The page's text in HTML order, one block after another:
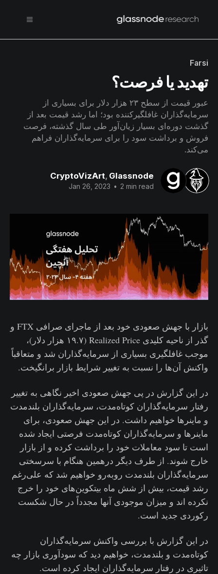
Farsi
تهدید یا فرصت؟
عبور قیمت از سطح ۲۳ هزار دلار برای بسیاری از
سرمایه‌گذاران غافلگیرکننده بود؛ اما رشد قیمت بعد از
گذشت دوره‌ای بسیار زیان‌آور طی سال گذشته، فرصت
فروش و برداشت سود را برای سرمایه‌گذاران فراهم
می‌کند.
CryptoVizArt, Glassnode
Jan 26, 2023 • 2 min read
بازار با جهش صعودی خود بعد از ماجرای صرافی FTX و
گذر از ناحیه کلیدی Realized Price (۱۹.۷ هزار دلار)،
موجب غافلگیری بسیاری از سرمایه‌گذاران شد و متعاقباً
واکنش آن‌ها را نسبت به تغییر شرایط بازار برانگیخت.
در این گزارش در پی جهش صعودی اخیر نگاهی به تغییر
رفتار سرمایه‌گذاران کوتاه‌مدت، سرمایه‌گذاران بلندمدت
و ماینرها خواهیم داشت. در این جهش صعودی، برای
ماینرها و سرمایه‌گذاران کوتاه‌مدت فرصتی ایجاد شده
است تا سود معاملات خود را برداشت کرده و از بازار
خارج شوند. از طرف دیگر درهمین هنگام با سرسختی
سرمایه‌گذاران بلندمدت روبه‌رو خواهیم شد که علی‌رغم
رشد قیمت، بیش از شش ماه بیتکوین‌های خود را خرج
نکرده اند و میزان موجودی آنها مجدداً در حال شکست
رکوردی جدید است.
در این گزارش با بررسی واکنش سرمایه‌گذاران
کوتاه‌مدت و بلندمدت، خواهیم دید که سودآوری بازار چه
تاثیری در رفتار سرمایه‌گذاران ایجاد کرده است.